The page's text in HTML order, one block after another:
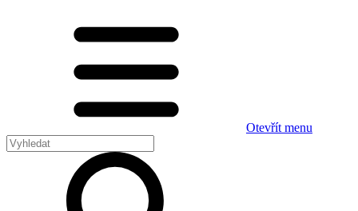
Otevřít menu